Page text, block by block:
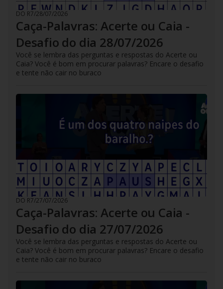
DO R7/28/07/2026
Caça-Palavras: Acerte ou Caia -
Desafio do dia 28/07/2026
Você se lembra das perguntas e respostas do Acerte ou
Caia? Você é bom em procurar palavras? Encare o desafio
e tente não cair no buraco
DO R7/27/07/2026
Caça-Palavras: Acerte ou Caia -
Desafio do dia 27/07/2026
Você se lembra das perguntas e respostas do Acerte ou
Caia? Você é bom em procurar palavras? Encare o desafio
e tente não cair no buraco